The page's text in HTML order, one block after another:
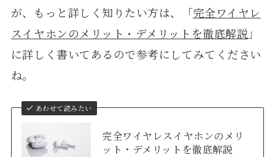
が、もっと詳しく知りたい方は、「完全ワイヤレ
スイヤホンのメリット・デメリットを徹底解説」
に詳しく書いてあるので参考にしてみてください
ね。
あわせて読みたい
完全ワイヤレスイヤホンのメリ
ット・デメリットを徹底解説